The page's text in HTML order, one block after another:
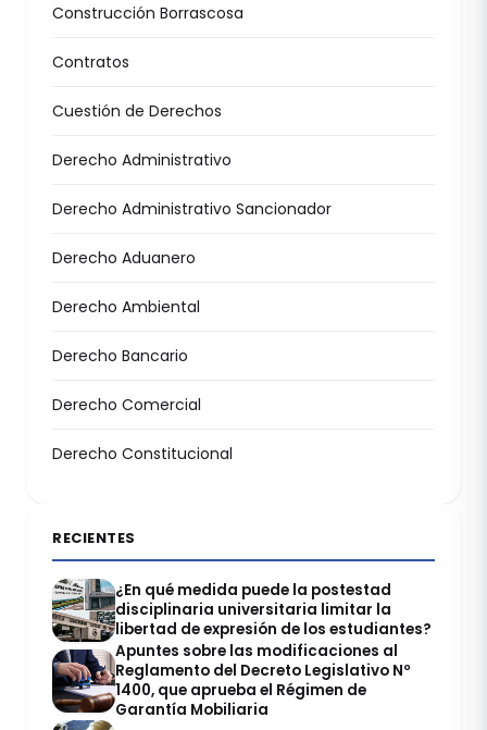
Construcción Borrascosa
Contratos
Cuestión de Derechos
Derecho Administrativo
Derecho Administrativo Sancionador
Derecho Aduanero
Derecho Ambiental
Derecho Bancario
Derecho Comercial
Derecho Constitucional
RECIENTES
¿En qué medida puede la postestad
disciplinaria universitaria limitar la
libertad de expresión de los estudiantes?
Apuntes sobre las modificaciones al
Reglamento del Decreto Legislativo Nº
1400, que aprueba el Régimen de
Garantía Mobiliaria